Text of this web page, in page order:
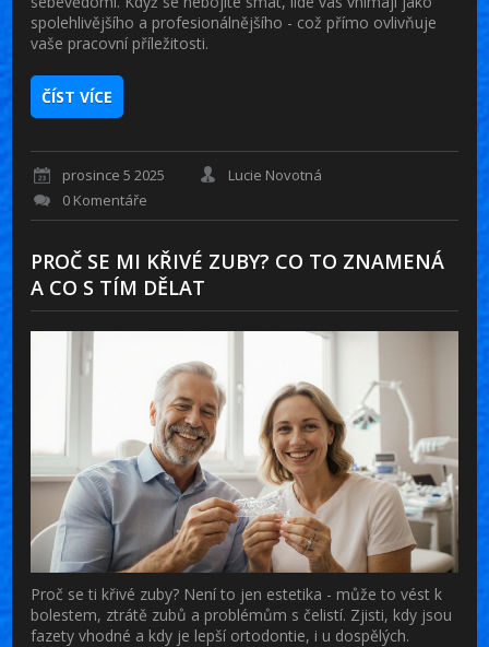
spolehlivějšího a profesionálnějšího - což přímo ovlivňuje
vaše pracovní příležitosti.
ČÍST VÍCE
prosince 5 2025
Lucie Novotná
0 Komentáře
PROČ SE MI KŘIVÉ ZUBY? CO TO ZNAMENÁ
A CO S TÍM DĚLAT
Proč se ti křivé zuby? Není to jen estetika - může to vést k
bolestem, ztrátě zubů a problémům s čelistí. Zjisti, kdy jsou
fazety vhodné a kdy je lepší ortodontie, i u dospělých.